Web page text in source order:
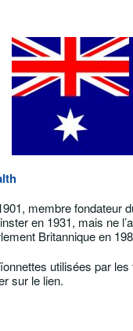
, membre fondateur
en 1931, mais ne
Britannique en
utilisées par
sur le lien.